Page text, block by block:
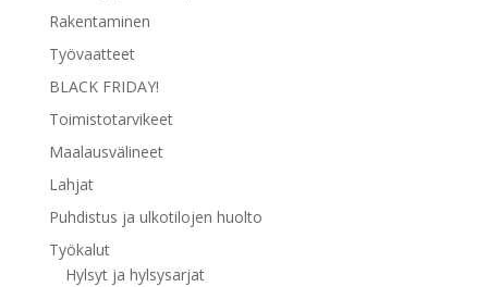
Rakentaminen
Työvaatteet
BLACK FRIDAY!
Toimistotarvikeet
Maalausvälineet
Lahjat
Puhdistus ja ulkotilojen huolto
Työkalut
Hylsyt ja hylsysarjat